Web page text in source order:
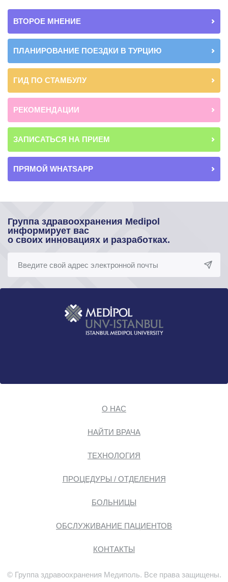
ВТОРОЕ МНЕНИЕ
ПЛАНИРОВАНИЕ ПОЕЗДКИ В ТУРЦИЮ
ГИД ПО СТАМБУЛУ
РЕКОМЕНДАЦИИ
ЗАПИСАТЬСЯ НА ПРИЕМ
ПРЯМОЙ WHATSAPP
Группа здравоохранения Medipol
информирует вас
о своих инновациях и разработках.
О НАС
НАЙТИ ВРАЧА
ТЕХНОЛОГИЯ
ПРОЦЕДУРЫ / ОТДЕЛЕНИЯ
БОЛЬНИЦЫ
ОБСЛУЖИВАНИЕ ПАЦИЕНТОВ
КОНТАКТЫ
© Группа здравоохранения Медиполь. Все права защищены.